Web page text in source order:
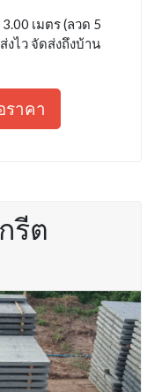
เมตร (ลวด 5
งไว จัดส่งถึงบ้าน
ราคา
รีต